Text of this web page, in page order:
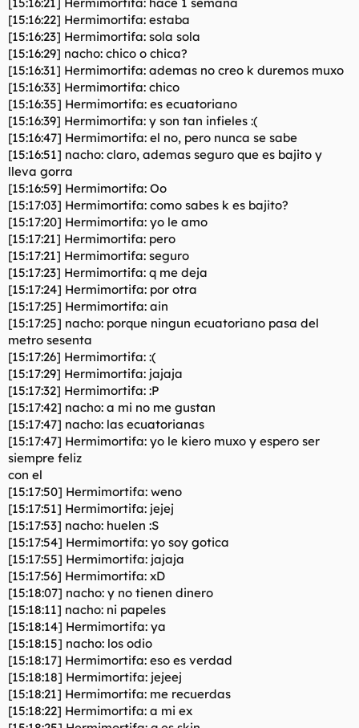
[15:16:22] Hermimortifa: estaba
[15:16:23] Hermimortifa: sola sola
[15:16:29] nacho: chico o chica?
[15:16:31] Hermimortifa: ademas no creo k duremos muxo
[15:16:33] Hermimortifa: chico
[15:16:35] Hermimortifa: es ecuatoriano
[15:16:39] Hermimortifa: y son tan infieles :(
[15:16:47] Hermimortifa: el no, pero nunca se sabe
[15:16:51] nacho: claro, ademas seguro que es bajito y
lleva gorra
[15:16:59] Hermimortifa: Oo
[15:17:03] Hermimortifa: como sabes k es bajito?
[15:17:20] Hermimortifa: yo le amo
[15:17:21] Hermimortifa: pero
[15:17:21] Hermimortifa: seguro
[15:17:23] Hermimortifa: q me deja
[15:17:24] Hermimortifa: por otra
[15:17:25] Hermimortifa: ain
[15:17:25] nacho: porque ningun ecuatoriano pasa del
metro sesenta
[15:17:26] Hermimortifa: :(
[15:17:29] Hermimortifa: jajaja
[15:17:32] Hermimortifa: :P
[15:17:42] nacho: a mi no me gustan
[15:17:47] nacho: las ecuatorianas
[15:17:47] Hermimortifa: yo le kiero muxo y espero ser
siempre feliz
con el
[15:17:50] Hermimortifa: weno
[15:17:51] Hermimortifa: jejej
[15:17:53] nacho: huelen :S
[15:17:54] Hermimortifa: yo soy gotica
[15:17:55] Hermimortifa: jajaja
[15:17:56] Hermimortifa: xD
[15:18:07] nacho: y no tienen dinero
[15:18:11] nacho: ni papeles
[15:18:14] Hermimortifa: ya
[15:18:15] nacho: los odio
[15:18:17] Hermimortifa: eso es verdad
[15:18:18] Hermimortifa: jejeej
[15:18:21] Hermimortifa: me recuerdas
[15:18:22] Hermimortifa: a mi ex